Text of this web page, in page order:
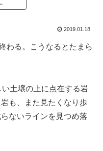
2019.01.18
わる。こうなるとたまら
土壌の上に点在する岩
も、また見たくなり歩
ないラインを見つめ落